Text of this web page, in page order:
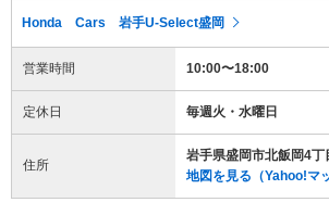
Honda Cars 岩手U-Select盛岡
営業時間 10:00〜18:00
定休日 毎週火・水曜日
住所
岩手県盛岡市北飯岡4丁
地図を見る（Yahoo!マ